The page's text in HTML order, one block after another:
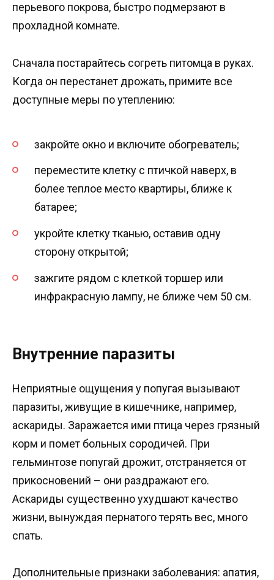
перьевого покрова, быстро подмерзают в
прохладной комнате.
Сначала постарайтесь согреть питомца в руках.
Когда он перестанет дрожать, примите все
доступные меры по утеплению:
закройте окно и включите обогреватель;
переместите клетку с птичкой наверх, в
более теплое место квартиры, ближе к
батарее;
укройте клетку тканью, оставив одну
сторону открытой;
зажгите рядом с клеткой торшер или
инфракрасную лампу, не ближе чем 50 см.
Внутренние паразиты
Неприятные ощущения у попугая вызывают
паразиты, живущие в кишечнике, например,
аскариды. Заражается ими птица через грязный
корм и помет больных сородичей. При
гельминтозе попугай дрожит, отстраняется от
прикосновений – они раздражают его.
Аскариды существенно ухудшают качество
жизни, вынуждая пернатого терять вес, много
спать.
Дополнительные признаки заболевания: апатия,